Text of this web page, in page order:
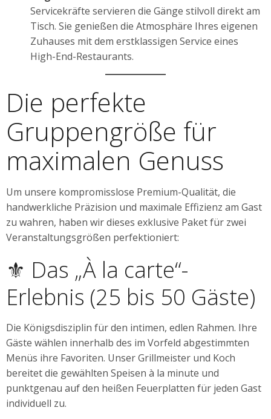
Servicekräfte servieren die Gänge stilvoll direkt am
Tisch. Sie genießen die Atmosphäre Ihres eigenen
Zuhauses mit dem erstklassigen Service eines
High-End-Restaurants.
Die perfekte
Gruppengröße für
maximalen Genuss
Um unsere kompromisslose Premium-Qualität, die
handwerkliche Präzision und maximale Effizienz am Gast
zu wahren, haben wir dieses exklusive Paket für zwei
Veranstaltungsgrößen perfektioniert:
⚜️ Das „À la carte“-
Erlebnis (25 bis 50 Gäste)
Die Königsdisziplin für den intimen, edlen Rahmen. Ihre
Gäste wählen innerhalb des im Vorfeld abgestimmten
Menüs ihre Favoriten. Unser Grillmeister und Koch
bereitet die gewählten Speisen à la minute und
punktgenau auf den heißen Feuerplatten für jeden Gast
individuell zu.